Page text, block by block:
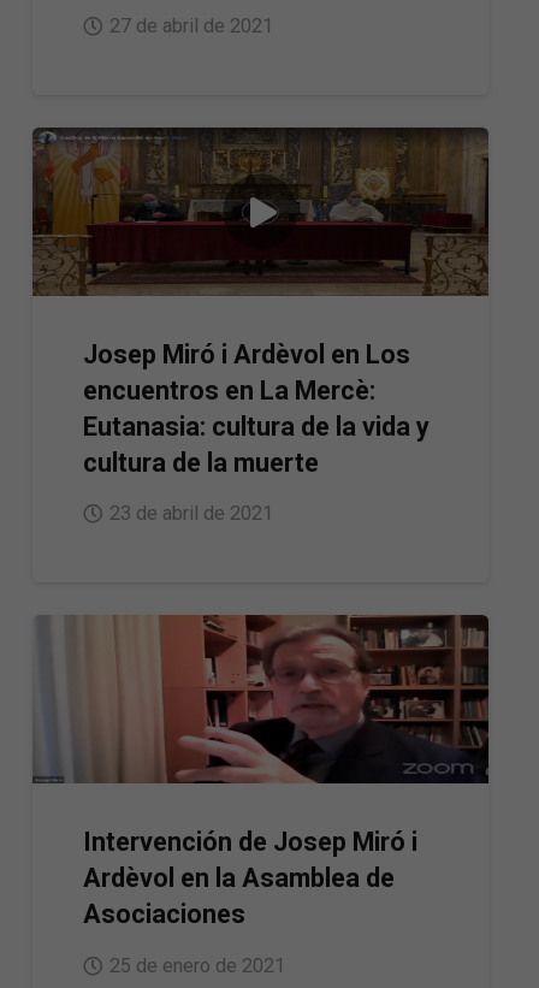
27 de abril de 2021
Josep Miró i Ardèvol en Los
encuentros en La Mercè:
Eutanasia: cultura de la vida y
cultura de la muerte
23 de abril de 2021
Intervención de Josep Miró i
Ardèvol en la Asamblea de
Asociaciones
25 de enero de 2021